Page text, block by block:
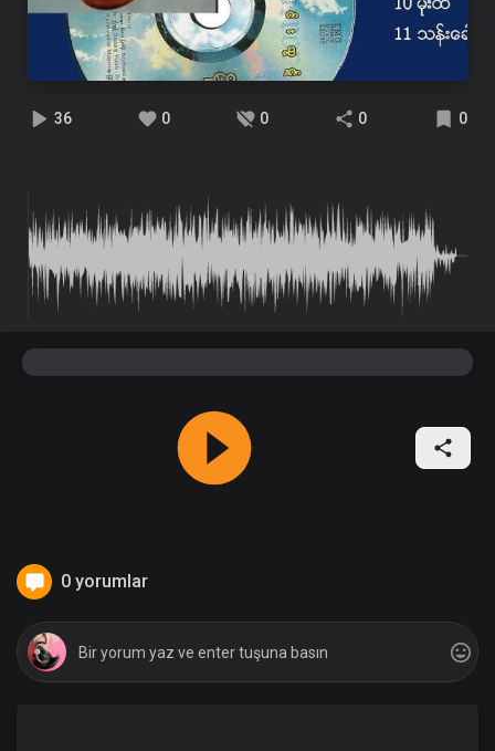
36 0 0 0 0
0 yorumlar